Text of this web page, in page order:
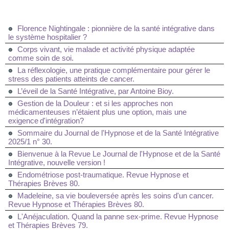
Florence Nightingale : pionnière de la santé intégrative dans
le système hospitalier ?
Corps vivant, vie malade et activité physique adaptée
comme soin de soi.
La réflexologie, une pratique complémentaire pour gérer le
stress des patients atteints de cancer.
L’éveil de la Santé Intégrative, par Antoine Bioy.
Gestion de la Douleur : et si les approches non
médicamenteuses n’étaient plus une option, mais une
exigence d'intégration?
Sommaire du Journal de l'Hypnose et de la Santé Intégrative
2025/1 n° 30.
Bienvenue à la Revue Le Journal de l'Hypnose et de la Santé
Intégrative, nouvelle version !
Endométriose post-traumatique. Revue Hypnose et
Thérapies Brèves 80.
Madeleine, sa vie bouleversée après les soins d'un cancer.
Revue Hypnose et Thérapies Brèves 80.
L'Anéjaculation. Quand la panne sex-prime. Revue Hypnose
et Thérapies Brèves 79.